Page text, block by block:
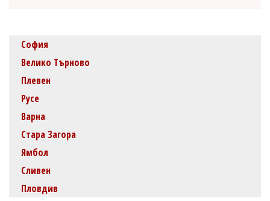
София
Велико Търново
Плевен
Русе
Варна
Стара Загора
Ямбол
Сливен
Пловдив